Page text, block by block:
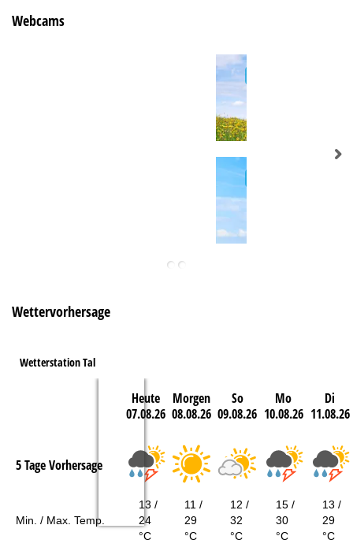
Webcams
Wettervorhersage
Wetterstation Tal
Heute
07.08.26
Morgen
08.08.26
So
09.08.26
Mo
10.08.26
Di
11.08.26
5 Tage Vorhersage
Min. / Max. Temp.
13 /
24
°C
11 /
29
°C
12 /
32
°C
15 /
30
°C
13 /
29
°C